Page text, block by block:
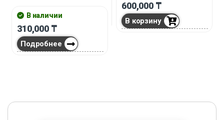
В наличии
310,000 ₸
Подробнее
600,000 ₸
В корзину